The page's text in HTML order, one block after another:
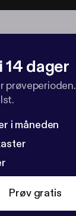
dager
prøveperioden.
i måneden
Prøv gratis